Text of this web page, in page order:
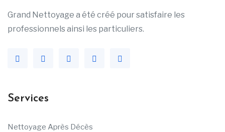
Grand Nettoyage a été créé pour satisfaire les
professionnels ainsi les particuliers.
Services
Nettoyage Après Décès